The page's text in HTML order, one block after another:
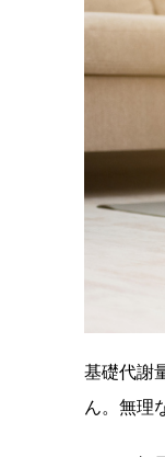
基礎代謝
ん。無理